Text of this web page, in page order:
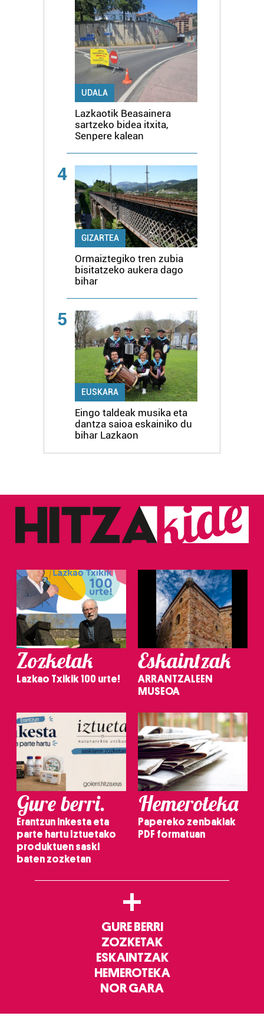
UDALA
Lazkaotik Beasainera
sartzeko bidea itxita,
Senpere kalean
4
GIZARTEA
Ormaiztegiko tren zubia
bisitatzeko aukera dago
bihar
5
EUSKARA
Eingo taldeak musika eta
dantza saioa eskainiko du
bihar Lazkaon
Zozketak
Lazkao Txikik 100 urte!
Eskaintzak
ARRANTZALEEN
MUSEOA
Gure berri.
Erantzun inkesta eta
parte hartu Iztuetako
produktuen saski
baten zozketan
Hemeroteka
Papereko zenbakiak
PDF formatuan
+
GURE BERRI
ZOZKETAK
ESKAINTZAK
HEMEROTEKA
NOR GARA